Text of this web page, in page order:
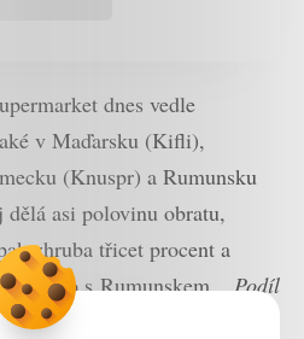
dnes vedle
v Maďarsku (Kifli),
(Knuspr) a Rumunsku
dělá asi polovinu obratu,
zhruba třicet procent a
s Rumunskem.„Podíl
zejména Německo má